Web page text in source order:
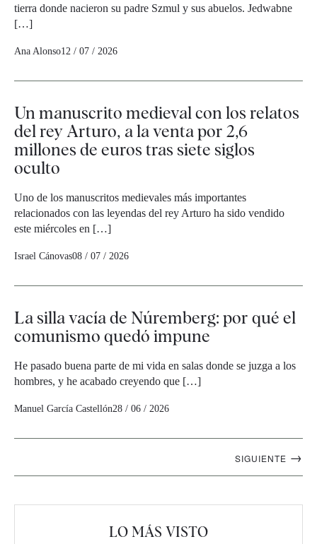
tierra donde nacieron su padre Szmul y sus abuelos. Jedwabne
[…]
Ana Alonso12 / 07 / 2026
Un manuscrito medieval con los relatos
del rey Arturo, a la venta por 2,6
millones de euros tras siete siglos
oculto
Uno de los manuscritos medievales más importantes
relacionados con las leyendas del rey Arturo ha sido vendido
este miércoles en […]
Israel Cánovas08 / 07 / 2026
La silla vacía de Núremberg: por qué el
comunismo quedó impune
He pasado buena parte de mi vida en salas donde se juzga a los
hombres, y he acabado creyendo que […]
Manuel García Castellón28 / 06 / 2026
SIGUIENTE →
LO MÁS VISTO